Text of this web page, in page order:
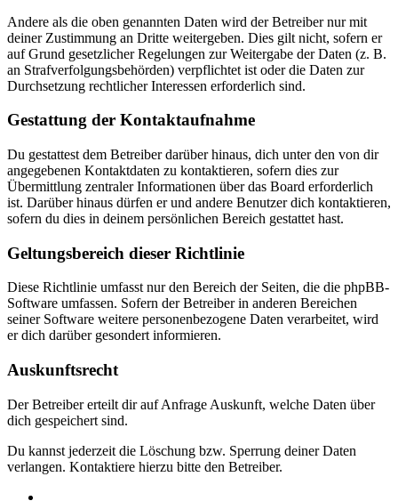
Andere als die oben genannten Daten wird der Betreiber nur mit
deiner Zustimmung an Dritte weitergeben. Dies gilt nicht, sofern er
auf Grund gesetzlicher Regelungen zur Weitergabe der Daten (z. B.
an Strafverfolgungsbehörden) verpflichtet ist oder die Daten zur
Durchsetzung rechtlicher Interessen erforderlich sind.
Gestattung der Kontaktaufnahme
Du gestattest dem Betreiber darüber hinaus, dich unter den von dir
angegebenen Kontaktdaten zu kontaktieren, sofern dies zur
Übermittlung zentraler Informationen über das Board erforderlich
ist. Darüber hinaus dürfen er und andere Benutzer dich kontaktieren,
sofern du dies in deinem persönlichen Bereich gestattet hast.
Geltungsbereich dieser Richtlinie
Diese Richtlinie umfasst nur den Bereich der Seiten, die die phpBB-
Software umfassen. Sofern der Betreiber in anderen Bereichen
seiner Software weitere personenbezogene Daten verarbeitet, wird
er dich darüber gesondert informieren.
Auskunftsrecht
Der Betreiber erteilt dir auf Anfrage Auskunft, welche Daten über
dich gespeichert sind.
Du kannst jederzeit die Löschung bzw. Sperrung deiner Daten
verlangen. Kontaktiere hierzu bitte den Betreiber.